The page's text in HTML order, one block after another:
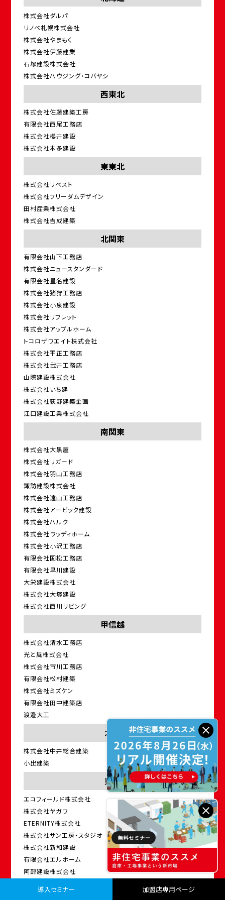
導入セミナー 加盟店専用ページ
株式会社ダルパ
リノベ札幌株式会社
株式会社やまもく
株式会社伊藤建業
石塚建設株式会社
株式会社ハウジング・コバヤシ
西東北
株式会社佐藤建築工房
有限会社西尾工務店
株式会社櫻井建設
株式会社本多建設
東東北
株式会社リベスト
株式会社フリーダムデザイン
田村産業株式会社
株式会社吉成建築
北関東
有限会社山下工務店
株式会社ニュースタンダード
有限会社星名建設
株式会社猪狩工務店
株式会社小泉建設
株式会社リフレット
株式会社アップルホーム
トコロザワエイト株式会社
株式会社平正工務店
株式会社武井工務店
山際建設株式会社
株式会社いち建
株式会社荻野建築企画
江口建設工業株式会社
南関東
株式会社大黒屋
株式会社リガード
株式会社羽山工務店
諏訪建設株式会社
株式会社遠山工務店
株式会社アービック建設
株式会社ハルク
株式会社ウッディホーム
株式会社小沢工務店
有限会社国松工務店
有限会社早川建設
大栄建設株式会社
株式会社大塚建設
株式会社西川リビング
甲信越
株式会社清水工務店
光と風株式会社
株式会社市川工務店
有限会社松村建築
株式会社ミズケン
有限会社田中建築店
渡邉大工
北陸
株式会社中井総合建築
小出建築
東海
エコフィールド株式会社
株式会社ヤガワ
ETERNITY株式会社
株式会社サン工房・スタジオ
株式会社新和建設
有限会社エルホーム
阿部建設株式会社
グロートバーグ株式会社